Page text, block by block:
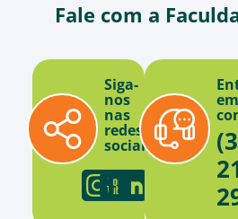
Fale com a
Siga-
nos
nas
redes
sociais
em